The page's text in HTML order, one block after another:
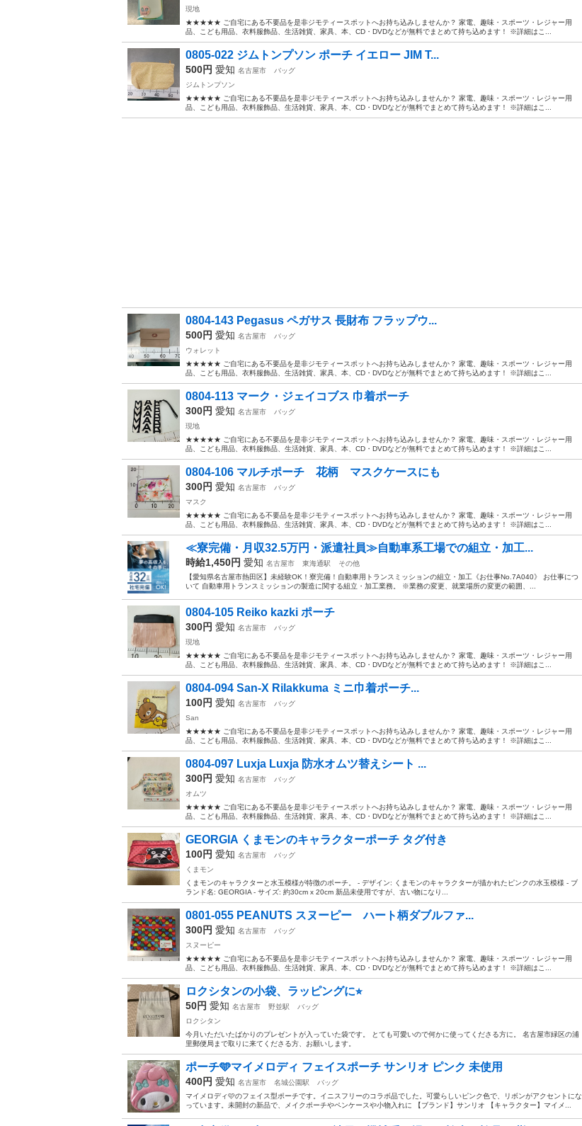
現地
★★★★★ ご自宅にある不要品を是非ジモティースポットへお持ち込みしませんか？ 家電、趣味・スポーツ・レジャー用
品、こども用品、衣料服飾品、生活雑貨、家具、本、CD・DVDなどが無料でまとめて持ち込めます！ ※詳細はこ...
0805-022 ジムトンプソン ポーチ イエロー JIM T...
500円 愛知 名古屋市
バッグ
ジムトンプソン
★★★★★ ご自宅にある不要品を是非ジモティースポットへお持ち込みしませんか？ 家電、趣味・スポーツ・レジャー用
品、こども用品、衣料服飾品、生活雑貨、家具、本、CD・DVDなどが無料でまとめて持ち込めます！ ※詳細はこ...
0804-143 Pegasus ペガサス 長財布 フラップウ...
500円 愛知 名古屋市
バッグ
ウォレット
★★★★★ ご自宅にある不要品を是非ジモティースポットへお持ち込みしませんか？ 家電、趣味・スポーツ・レジャー用
品、こども用品、衣料服飾品、生活雑貨、家具、本、CD・DVDなどが無料でまとめて持ち込めます！ ※詳細はこ...
0804-113 マーク・ジェイコブス 巾着ポーチ
300円 愛知 名古屋市
バッグ
現地
★★★★★ ご自宅にある不要品を是非ジモティースポットへお持ち込みしませんか？ 家電、趣味・スポーツ・レジャー用
品、こども用品、衣料服飾品、生活雑貨、家具、本、CD・DVDなどが無料でまとめて持ち込めます！ ※詳細はこ...
0804-106 マルチポーチ 花柄 マスクケースにも
300円 愛知 名古屋市
バッグ
マスク
★★★★★ ご自宅にある不要品を是非ジモティースポットへお持ち込みしませんか？ 家電、趣味・スポーツ・レジャー用
品、こども用品、衣料服飾品、生活雑貨、家具、本、CD・DVDなどが無料でまとめて持ち込めます！ ※詳細はこ...
≪寮完備・月収32.5万円・派遣社員≫自動車系工場での組立・加工...
時給1,450円 愛知 名古屋市 東海通駅
その他
【愛知県名古屋市熱田区】未経験OK！寮完備！自動車用トランスミッションの組立・加工《お仕事No.7A040》 お仕事につ
いて 自動車用トランスミッションの製造に関する組立・加工業務。 ※業務の変更、就業場所の変更の範囲、...
0804-105 Reiko kazki ポーチ
300円 愛知 名古屋市
バッグ
現地
★★★★★ ご自宅にある不要品を是非ジモティースポットへお持ち込みしませんか？ 家電、趣味・スポーツ・レジャー用
品、こども用品、衣料服飾品、生活雑貨、家具、本、CD・DVDなどが無料でまとめて持ち込めます！ ※詳細はこ...
0804-094 San-X Rilakkuma ミニ巾着ポーチ...
100円 愛知 名古屋市
バッグ
San
★★★★★ ご自宅にある不要品を是非ジモティースポットへお持ち込みしませんか？ 家電、趣味・スポーツ・レジャー用
品、こども用品、衣料服飾品、生活雑貨、家具、本、CD・DVDなどが無料でまとめて持ち込めます！ ※詳細はこ...
0804-097 Luxja Luxja 防水オムツ替えシート ...
300円 愛知 名古屋市
バッグ
オムツ
★★★★★ ご自宅にある不要品を是非ジモティースポットへお持ち込みしませんか？ 家電、趣味・スポーツ・レジャー用
品、こども用品、衣料服飾品、生活雑貨、家具、本、CD・DVDなどが無料でまとめて持ち込めます！ ※詳細はこ...
GEORGIA くまモンのキャラクターポーチ タグ付き
100円 愛知 名古屋市
バッグ
くまモン
くまモンのキャラクターと水玉模様が特徴のポーチ。 - デザイン: くまモンのキャラクターが描かれたピンクの水玉模様 - ブ
ランド名: GEORGIA - サイズ: 約30cm x 20cm 新品未使用ですが、古い物になり...
0801-055 PEANUTS スヌーピー ハート柄ダブルファ...
300円 愛知 名古屋市
バッグ
スヌーピー
★★★★★ ご自宅にある不要品を是非ジモティースポットへお持ち込みしませんか？ 家電、趣味・スポーツ・レジャー用
品、こども用品、衣料服飾品、生活雑貨、家具、本、CD・DVDなどが無料でまとめて持ち込めます！ ※詳細はこ...
ロクシタンの小袋、ラッピングに⭐︎
50円 愛知 名古屋市 野並駅
バッグ
ロクシタン
今月いただいたばかりのプレゼントが入っていた袋です。 とても可愛いので何かに使ってくださる方に。 名古屋市緑区の浦
里郵便局まで取りに来てくださる方、お願いします。
ポーチ🩵マイメロディ フェイスポーチ サンリオ ピンク 未使用
400円 愛知 名古屋市 名城公園駅
バッグ
マイメロディ🩷のフェイス型ポーチです。イニスフリーのコラボ品でした。可愛らしいピンク色で、リボンがアクセントにな
っています。未開封の新品で、メイクポーチやペンケースや小物入れに 【ブランド】サンリオ 【キャラクター】マイメ...